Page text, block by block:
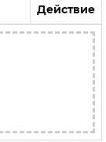
Действие